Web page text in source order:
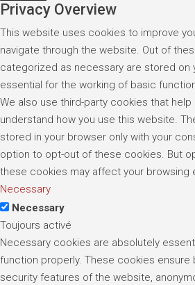
Privacy Overview
This website uses cookies to improve
navigate through the website. Out of
categorized as necessary are stored on
essential for the working of basic
We also use third-party cookies that help
understand how you use this website.
stored in your browser only with your
option to opt-out of these cookies. But
these cookies may affect your browsing
Necessary
Necessary
Toujours activé
Necessary cookies are absolutely
function properly. These cookies ensure
security features of the website,